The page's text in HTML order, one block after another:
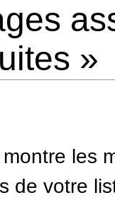
»
les
de votre